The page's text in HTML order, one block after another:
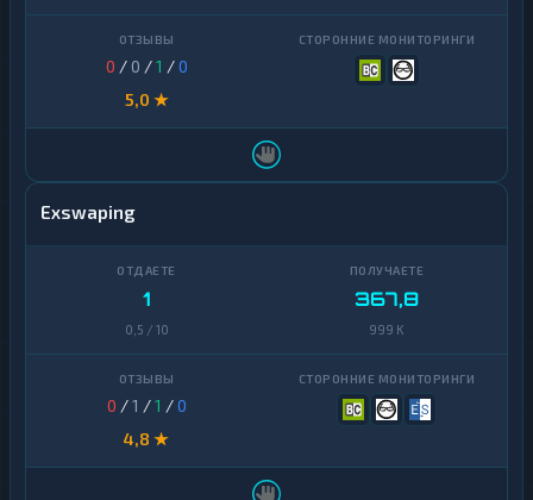
0 / 0 /1 /0
5,0 ★
Exswaping
1
0,5 / 10
367,8
999 K
0 /1 /1 /0
4,8 ★